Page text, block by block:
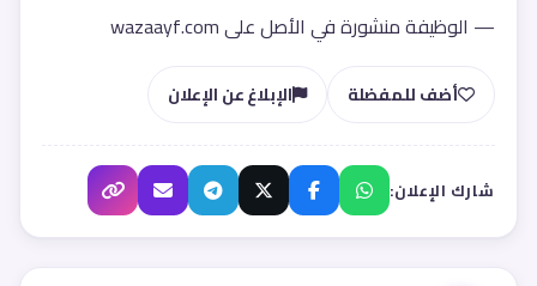
— الوظيفة منشورة في الأصل على wazaayf.com
أضف للمفضلة الإبلاغ عن الإعلان
شارك الإعلان: